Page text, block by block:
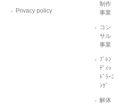
Privacy policy
制作
事業
コン
サル
事業
ﾌﾞﾚﾝ
ﾃﾞｨｯ
ﾄﾞﾗｰﾆ
ﾝｸﾞ
解体